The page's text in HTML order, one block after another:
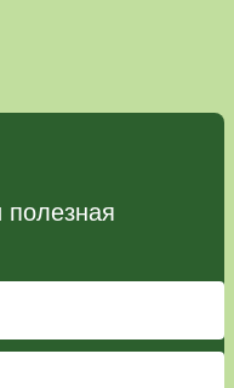
полезная